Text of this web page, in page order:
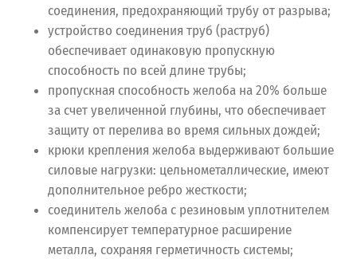
соединения, предохраняющий трубу от разрыва;
устройство соединения труб (раструб)
обеспечивает одинаковую пропускную
способность по всей длине трубы;
пропускная способность желоба на 20% больше
за счет увеличенной глубины, что обеспечивает
защиту от перелива во время сильных дождей;
крюки крепления желоба выдерживают большие
силовые нагрузки: цельнометаллические, имеют
дополнительное ребро жесткости;
соединитель желоба с резиновым уплотнителем
компенсирует температурное расширение
металла, сохраняя герметичность системы;